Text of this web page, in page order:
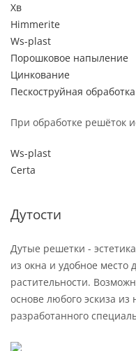
Хв
Himmerite
Ws-plast
Порошковое напыление
Цинкование
Пескоструйная обработка
При обработке решёток
Ws-plast
Certa
Дутости
Дутые решетки -
из окна и удобное
растительности.
основе любого эскиза из
разработанного